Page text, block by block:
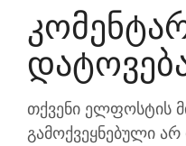
თქვენი ელფოსტის
გამოქვეყნებული არ